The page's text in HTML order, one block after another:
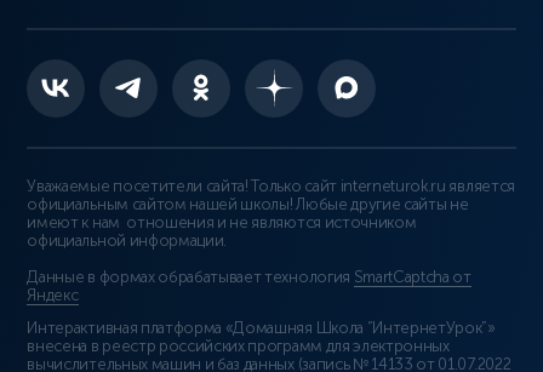
Уважаемые посетители сайта! Только сайт interneturok.ru является
официальным сайтом нашей школы! Любые другие сайты не
имеют к нам отношения и не являются источником
официальной информации.
Данные в формах обрабатывает технология SmartCaptcha от
Яндекс
Интерактивная платформа «Домашняя Школа “ИнтернетУрок”»
внесена в реестр российских программ для электронных
вычислительных машин и баз данных (запись № 14133 от 01.07.2022